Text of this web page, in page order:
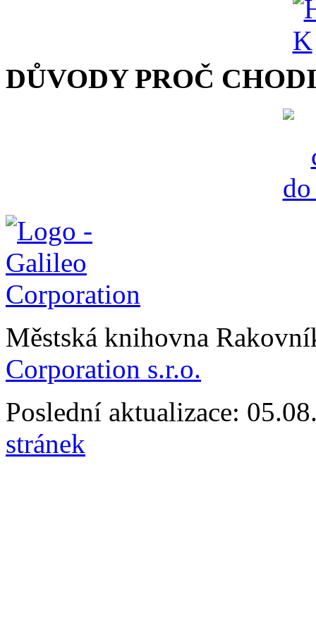
DŮVODY PROČ
Městská knihovna
Corporation s.r.o.
Poslední aktualizace:
stránek